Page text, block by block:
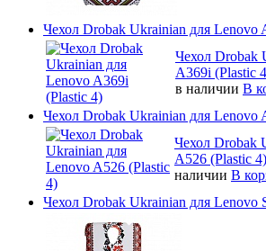
Чехол Drobak Ukrainian для Lenovo
Чехол Drobak
A369i (Plastic
в наличии В
Чехол Drobak Ukrainian для Lenovo
Чехол Drobak
A526 (Plastic 4)
наличии В
Чехол Drobak Ukrainian для Lenovo